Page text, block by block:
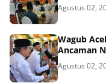
Agustus 02,
Wagub
Ancaman
Agustus 02,